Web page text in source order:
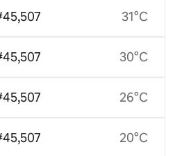
31°C
30°C
26°C
20°C